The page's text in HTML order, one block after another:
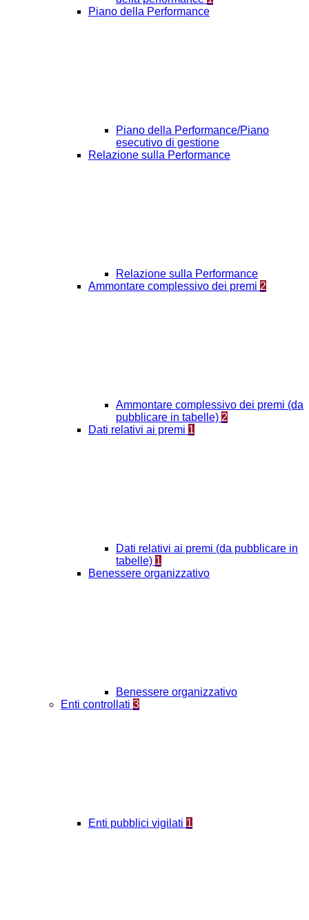
Piano della Performance
Piano della Performance/Piano
esecutivo di gestione
Relazione sulla Performance
Relazione sulla Performance
Ammontare complessivo dei premi 2
Ammontare complessivo dei premi (da
pubblicare in tabelle) 2
Dati relativi ai premi 1
Dati relativi ai premi (da pubblicare in
tabelle) 1
Benessere organizzativo
Benessere organizzativo
Enti controllati 3
Enti pubblici vigilati 1